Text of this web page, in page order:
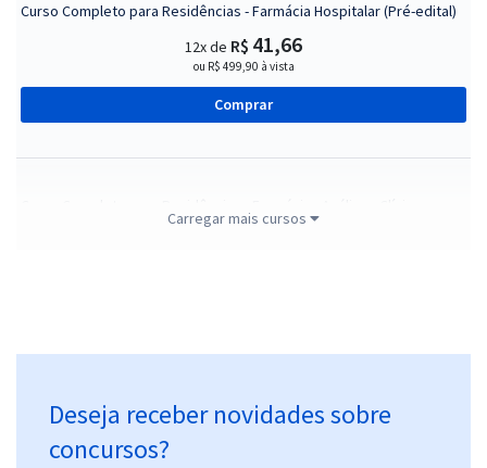
Curso Completo para Residências - Farmácia Hospitalar (Pré-edital)
12x de R$ 41,66
ou R$ 499,90 à vista
Comprar
41,66
Carregar mais cursos
Deseja receber novidades sobre
concursos?